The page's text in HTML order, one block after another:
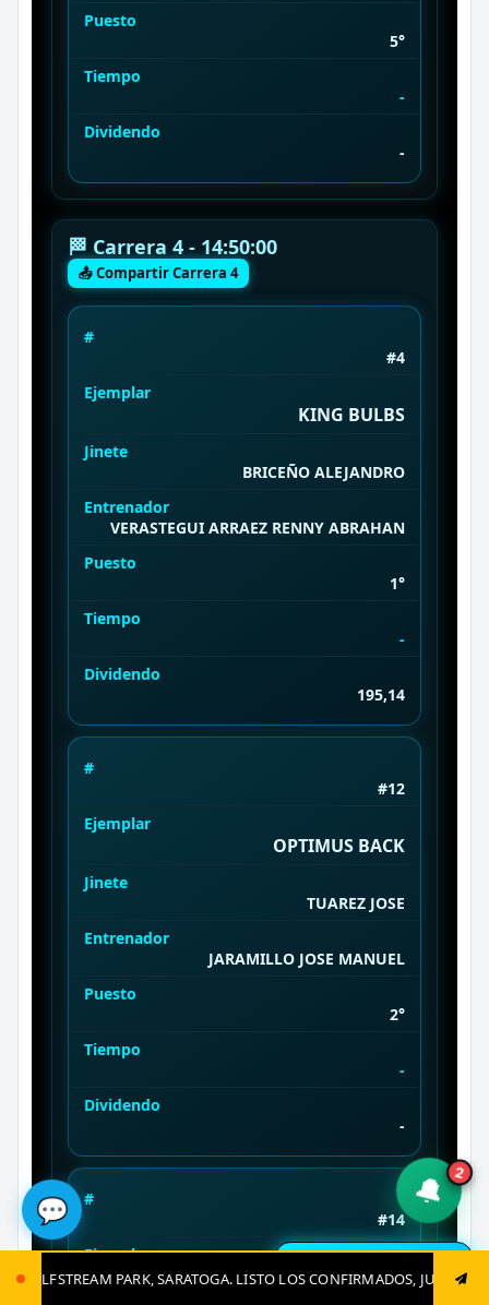
LOS CONFIRMADOS, JUGADAS CLAVES Y EL GRAN CIERRE. 0412-
Puesto
5°
Tiempo
-
Dividendo
-
🏁 Carrera 4 - 14:50:00
📤 Compartir Carrera 4
#
#4
Ejemplar
KING BULBS
Jinete
BRICEÑO ALEJANDRO
Entrenador
VERASTEGUI ARRAEZ RENNY ABRAHAN
Puesto
1°
Tiempo
-
Dividendo
195,14
#
#12
Ejemplar
OPTIMUS BACK
Jinete
TUAREZ JOSE
Entrenador
JARAMILLO JOSE MANUEL
Puesto
2°
Tiempo
-
Dividendo
-
#
#14
Ejemplar
EL GRAN ROCKY
🔔
2
💬